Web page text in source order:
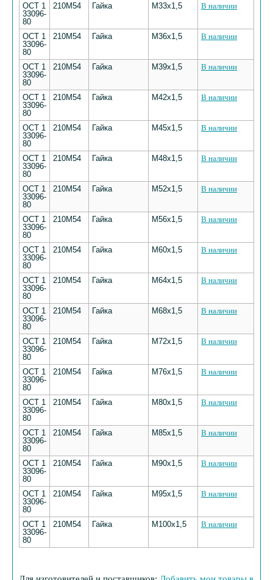
ОСТ 1
33096-
80
210М54 Гайка М33х1,5 В наличии
ОСТ 1
33096-
80
210М54 Гайка М36х1,5 В наличии
ОСТ 1
33096-
80
210М54 Гайка М39х1,5 В наличии
ОСТ 1
33096-
80
210М54 Гайка М42х1,5 В наличии
ОСТ 1
33096-
80
210М54 Гайка М45х1,5 В наличии
ОСТ 1
33096-
80
210М54 Гайка М48х1,5 В наличии
ОСТ 1
33096-
80
210М54 Гайка М52х1,5 В наличии
ОСТ 1
33096-
80
210М54 Гайка М56х1,5 В наличии
ОСТ 1
33096-
80
210М54 Гайка М60х1,5 В наличии
ОСТ 1
33096-
80
210М54 Гайка М64х1,5 В наличии
ОСТ 1
33096-
80
210М54 Гайка М68х1,5 В наличии
ОСТ 1
33096-
80
210М54 Гайка М72х1,5 В наличии
ОСТ 1
33096-
80
210М54 Гайка М76х1,5 В наличии
ОСТ 1
33096-
80
210М54 Гайка М80х1,5 В наличии
ОСТ 1
33096-
80
210М54 Гайка М85х1,5 В наличии
ОСТ 1
33096-
80
210М54 Гайка М90х1,5 В наличии
ОСТ 1
33096-
80
210М54 Гайка М95х1,5 В наличии
ОСТ 1
33096-
80
210М54 Гайка М100х1,5 В наличии